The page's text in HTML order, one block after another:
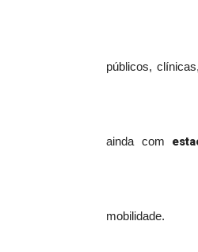
públicos,
ainda com
mobilidade.